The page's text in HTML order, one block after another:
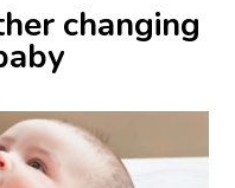
changing